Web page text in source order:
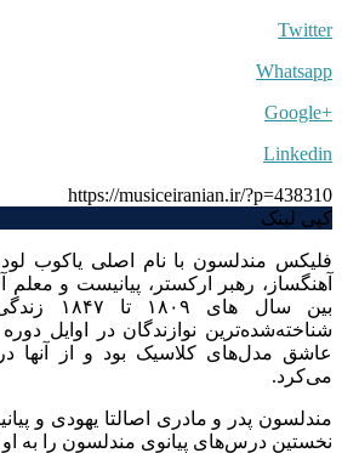
Twitter
Whatsapp
+Google
Linkedin
https://musiceiranian.ir/?p=438310
کپی لینک
فلیکس مندلسون با نام اصلی یاکوب
آهنگساز، رهبر ارکستر، پیانیست و
بین سال
شناخته‌شده‌ترین نوازندگان در اوایل
عاشق مدل‌های کلاسیک بود و از آنها
می‌کرد.
مندلسون پدر و مادری اصالتا یهودی و
نخستین درس‌های پیانوی مندلسون را به